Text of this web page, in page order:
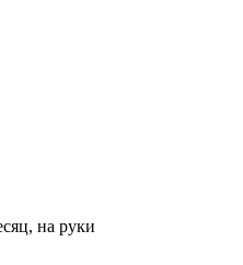
на руки